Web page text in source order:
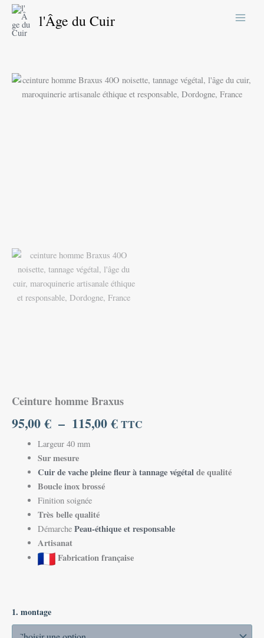
Aller
contenu
l'Âge du Cuir
Ceinture homme Braxus
95,00€ – 115,00€
Plage
de
TTC
Largeur 40 mm
Sur mesure
Cuir de vache pleine fleur à tannage végétalde qualité
Boucle inox brossé
Finition soignée
Très belle qualité
DémarchePeau-éthique et responsable
Artisanat
Fabrication française
1. montage
quantité